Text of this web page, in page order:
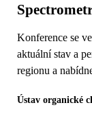
Konference se ve dnech
aktuální stav a
regionu a
Ústav organické